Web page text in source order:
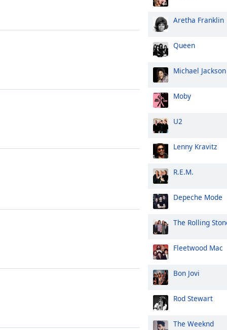
Aretha Franklin
Queen
Michael Jackson
Moby
U2
Lenny Kravitz
R.E.M.
Depeche Mode
The Rolling
Fleetwood Mac
Bon Jovi
Rod Stewart
The Weeknd